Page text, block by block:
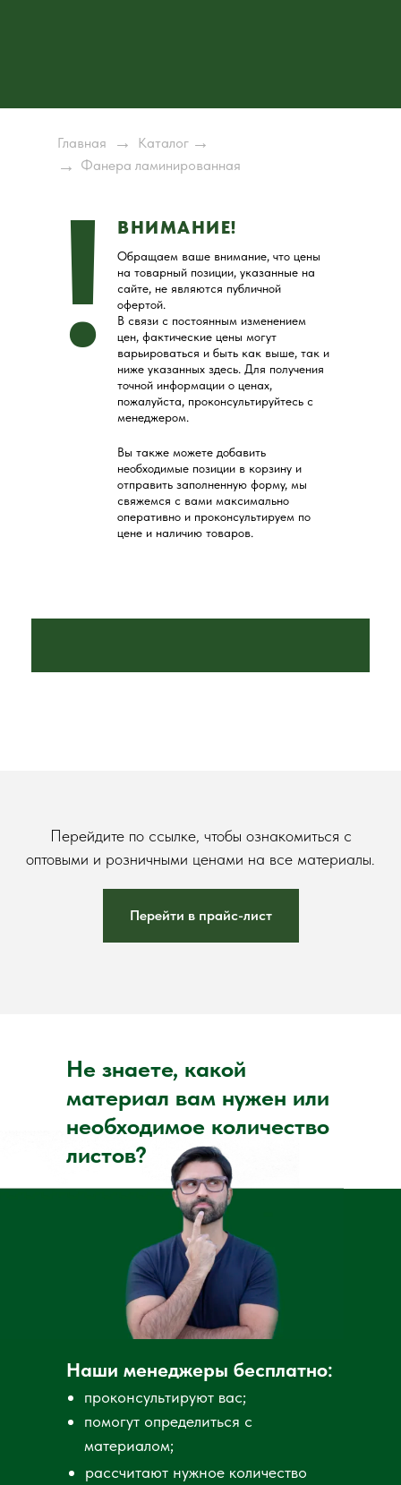
Главная
Каталог
Фанера ламинированная
→
→
→
ВНИМАНИЕ!
Обращаем ваше внимание, что цены
на товарный позиции, указанные на
сайте, не являются публичной
офертой.
В связи с постоянным изменением
цен, фактические цены могут
варьироваться и быть как выше, так и
ниже указанных здесь. Для получения
точной информации о ценах,
пожалуйста, проконсультируйтесь с
менеджером.
Вы также можете добавить
необходимые позиции в корзину и
отправить заполненную форму, мы
свяжемся с вами максимально
оперативно и проконсультируем по
цене и наличию товаров.
!
Перейдите по ссылке, чтобы ознакомиться с
оптовыми и розничными ценами на все материалы.
Перейти в прайс-лист
Не знаете, какой
материал вам нужен или
необходимое количество
листов?
проконсультируют вас;
помогут определиться с
материалом;
рассчитают нужное количество
Наши менеджеры бесплатно:
Смотрите другие наши
позиции:
ДВП
Перейти